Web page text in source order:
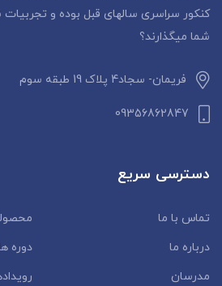
کنکور سراسری سالهای قبل بوده و
شما میگذارند؟
فریمان- سجاد4 پلاک 19 طبقه سوم
09356862847
دسترسی سریع
تماس با ما
درباره ما
دوره
مدرسان